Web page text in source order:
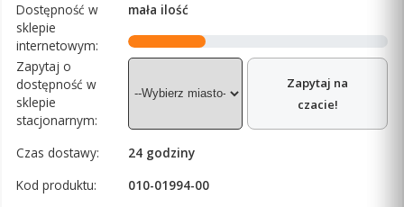
Dostępność w
sklepie
internetowym:
mała ilość
Zapytaj o
dostępność w
sklepie
stacjonarnym:
Zapytaj na
czacie!
Czas dostawy:
24 godziny
Kod produktu:
010-01994-00